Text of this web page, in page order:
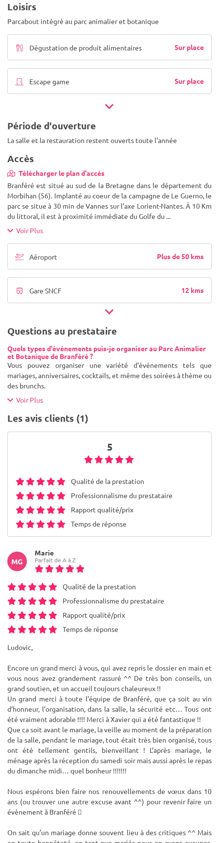
Loisirs
Parcabout intégré au parc animalier et botanique
Dégustation de produit alimentaires Sur place
Escape game Sur place
Période d'ouverture
La salle et la restauration restent ouverts toute l'année
Accès
Télécharger le plan d'accès
Branféré est situé au sud de la Bretagne dans le département du
Morbihan (56). Implanté au coeur de la campagne de Le Guerno, le
parc se situe à 30 min de Vannes sur l’axe Lorient-Nantes. À 10 Km
du littoral, il est à proximité immédiate du Golfe du ...
Voir Plus
Aéroport Plus de 50 kms
Gare SNCF 12 kms
Questions au prestataire
Quels types d'événements puis-je organiser au Parc Animalier
et Botanique de Branféré ?
Vous pouvez organiser une variété d'événements tels que
mariages, anniversaires, cocktails, et même des soirées à thème ou
des brunchs.
Voir Plus
Les avis clients (1)
5
Qualité de la prestation
Professionnalisme du prestataire
Rapport qualité/prix
Temps de réponse
MG
Marie
Parfait de A à Z
Qualité de la prestation
Professionnalisme du prestataire
Rapport qualité/prix
Temps de réponse
Ludovic,
Encore un grand merci à vous, qui avez repris le dossier en main et
vous nous avez grandement rassuré ^^ De très bon conseils, un
grand soutien, et un accueil toujours chaleureux !!
Un grand merci à toute l’équipe de Branféré, que ça soit au vin
d’honneur, l’organisation, dans la salle, la sécurité etc… Tous ont
été vraiment adorable !!!! Merci à Xavier qui a été fantastique !!
Que ca soit avant le mariage, la veille au moment de la préparation
de la salle, pendant le mariage, tout était très bien organisé, tous
ont été tellement gentils, bienveillant ! L’après mariage, le
ménage après la réception du samedi soir mais aussi après le repas
du dimanche midi… quel bonheur !!!!!!!
Nous espérons bien faire nos renouvellements de vœux dans 10
ans (ou trouver une autre excuse avant ^^) pour revenir faire un
évènement à Branféré 
On sait qu’un mariage donne souvent lieu à des critiques ^^ Mais